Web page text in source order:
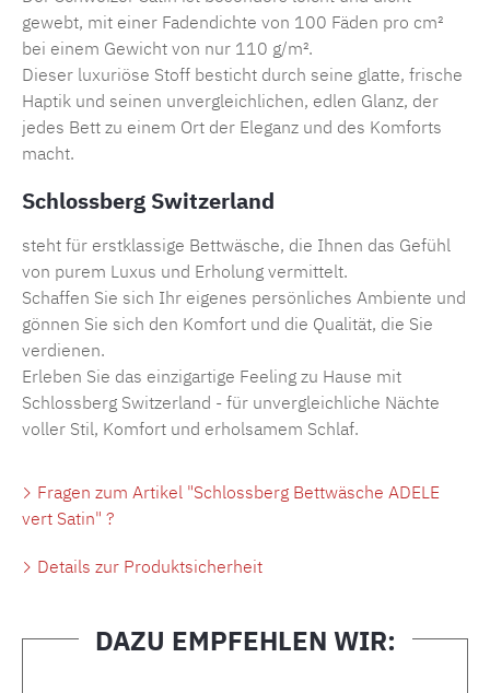
gewebt, mit einer Fadendichte von 100 Fäden pro cm²
bei einem Gewicht von nur 110 g/m².
Dieser luxuriöse Stoff besticht durch seine glatte, frische
Haptik und seinen unvergleichlichen, edlen Glanz, der
jedes Bett zu einem Ort der Eleganz und des Komforts
macht.
Schlossberg Switzerland
steht für erstklassige Bettwäsche, die Ihnen das Gefühl
von purem Luxus und Erholung vermittelt.
Schaffen Sie sich Ihr eigenes persönliches Ambiente und
gönnen Sie sich den Komfort und die Qualität, die Sie
verdienen.
Erleben Sie das einzigartige Feeling zu Hause mit
Schlossberg Switzerland - für unvergleichliche Nächte
voller Stil, Komfort und erholsamem Schlaf.
Fragen zum Artikel "Schlossberg Bettwäsche ADELE
vert Satin" ?
Details zur Produktsicherheit
DAZU EMPFEHLEN WIR: